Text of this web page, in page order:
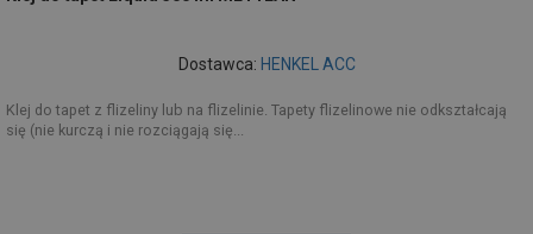
Dostawca: HENKEL ACC
Klej do tapet z flizeliny lub na flizelinie. Tapety flizelinowe nie odkształcają
się (nie kurczą i nie rozciągają się...